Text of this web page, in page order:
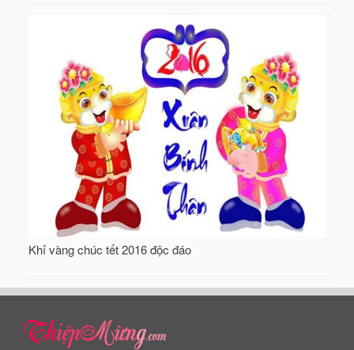
Khỉ vàng chúc tết 2016 độc đáo